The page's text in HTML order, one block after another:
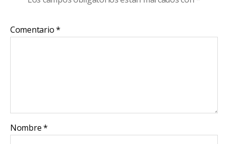
Comentario*
Nombre*